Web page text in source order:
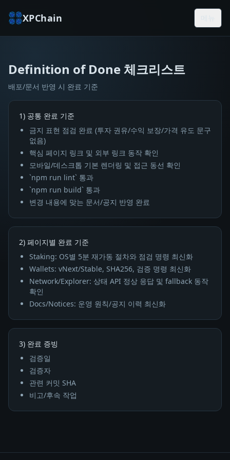
XPChain
Definition of Done 체크리스트
Definition of Done 체크리스트
배포/문서 반영 시 완료 기준
1) 공통 완료 기준
금지 표현 점검 완료 (투자 권유/수익 보장/가격 유도 문구
없음)
핵심 페이지 링크 및 외부 링크 동작 확인
모바일/데스크톱 기본 렌더링 및 접근 동선 확인
`npm run lint` 통과
`npm run build` 통과
변경 내용에 맞는 문서/공지 반영 완료
2) 페이지별 완료 기준
Staking: OS별 5분 재가동 절차와 점검 명령 최신화
Wallets: vNext/Stable, SHA256, 검증 명령 최신화
Network/Explorer: 상태 API 정상 응답 및 fallback 동작
확인
Docs/Notices: 운영 원칙/공지 이력 최신화
3) 완료 증빙
검증일
검증자
관련 커밋 SHA
비고/후속 작업